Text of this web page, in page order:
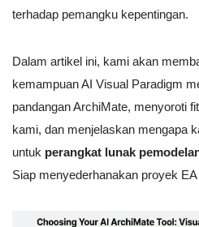
terhadap pemangku kepentingan.
Dalam artikel ini, kami akan
kemampuan AI Visual Paradigm
pandangan ArchiMate, menyoroti
kami, dan menjelaskan mengapa
untuk perangkat lunak
Siap menyederhanakan proyek